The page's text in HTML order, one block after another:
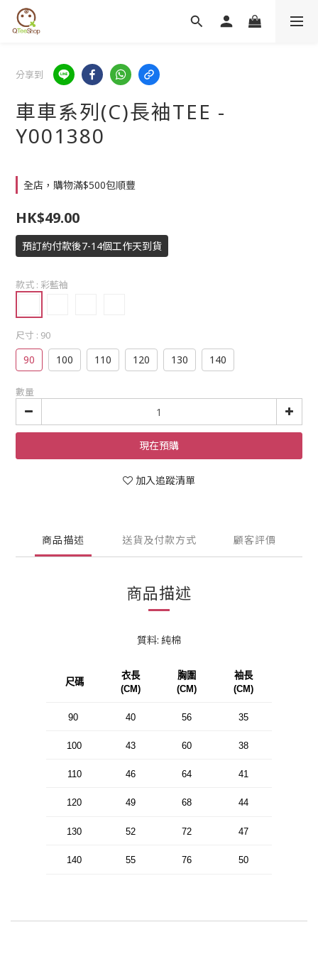
分享到
車車系列(C)長袖TEE -
Y001380
全店，購物滿$500包順豐
HK$49.00
預訂約付款後7-14個工作天到貨
款式 : 彩藍袖
尺寸 : 90
90 100 110 120 130 140
數量
現在預購
加入追蹤清單
商品描述 送貨及付款方式 顧客評價
商品描述
質料: 純棉
尺碼
衣長
(CM)
胸圍
(CM)
袖長
(CM)
90 40 56 35
100 43 60 38
110 46 64 41
120 49 68 44
130 52 72 47
140 55 76 50